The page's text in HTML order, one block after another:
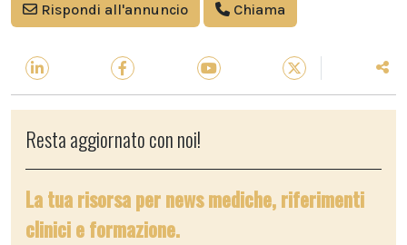
Rispondi all'annuncio Chiama
Resta aggiornato con noi!
La tua risorsa per news mediche, riferimenti
clinici e formazione.